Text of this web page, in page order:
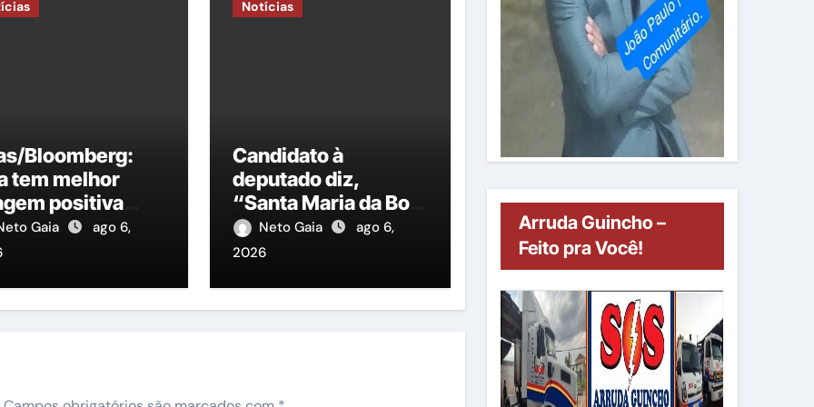
Bloomberg:
tem melhor
positiva
candidatos à
Gaia
ago 6,
Notícias
Candidato à
deputado diz,
“Santa Maria da Boa
Vista, precisa de um
representante na
Neto Gaia
ago 6,
2026
Arruda Guincho –
Feito pra Você!